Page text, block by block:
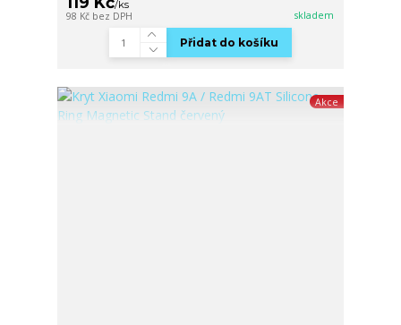
/ks
98 Kč bez DPH skladem
Přidat do košíku
Akce